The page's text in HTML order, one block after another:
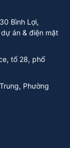
Bình Lợi,
án & điện mặt
tổ 28, phố
Phường